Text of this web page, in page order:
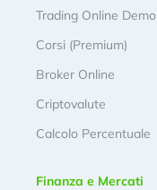
Trading Online Demo
Corsi (Premium)
Broker Online
Criptovalute
Calcolo Percentuale
Finanza e Mercati